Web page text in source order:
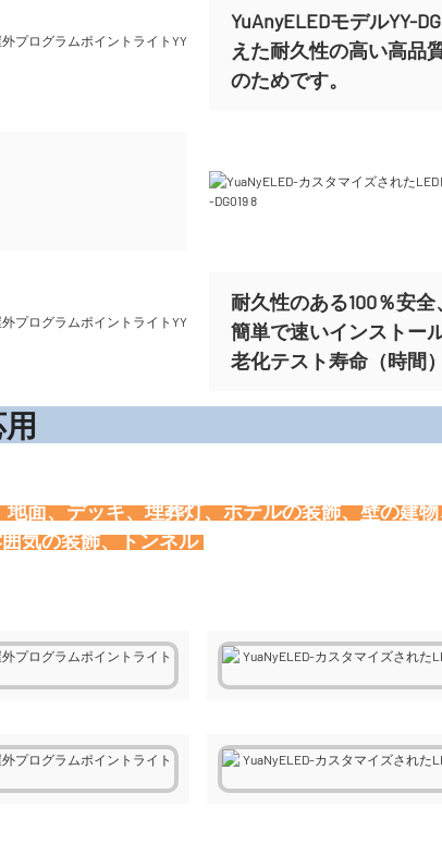
YuAnyELEDモデルYY-
えた耐久性の高い高品
のためです。
耐久性のある100％安全
簡単で速いインストー
老化テスト寿命（時間
面、デッキ、埋葬灯、ホテルの装飾、壁の建